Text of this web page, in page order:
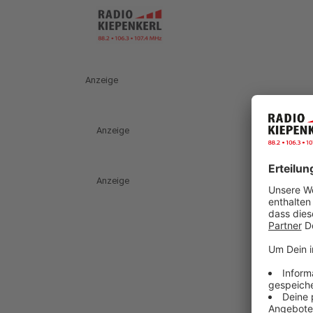
Anzeige
Anzeige
Anzeige